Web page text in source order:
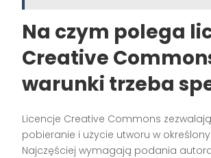
Na czym polega
Creative
warunki trzeba
Licencje Creative Commons
pobieranie i użycie utworu w
Najczęściej wymagają podania autora